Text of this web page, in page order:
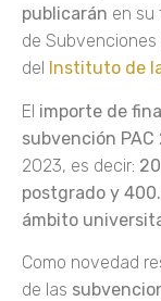
publicarán en su
de
del
Instituto de
El importe de
subvención
2023, es decir:
postgrado y
ámbito
Como novedad
de las